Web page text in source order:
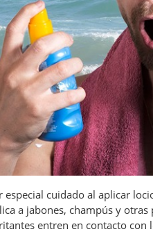
especial cuidado al aplicar
a jabones, champús y
entren en contacto con